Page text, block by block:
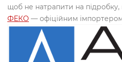
щоб не натрапити на
ФЕКО — офіційним імпортером